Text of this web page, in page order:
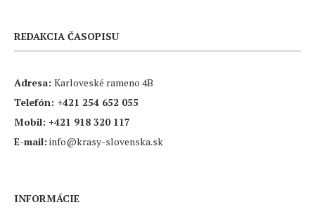
REDAKCIA ČASOPISU
Adresa: Karloveské rameno 4B
Telefón: +421 254 652 055
Mobil: +421 918 320 117
E-mail: info@krasy-slovenska.sk
INFORMÁCIE